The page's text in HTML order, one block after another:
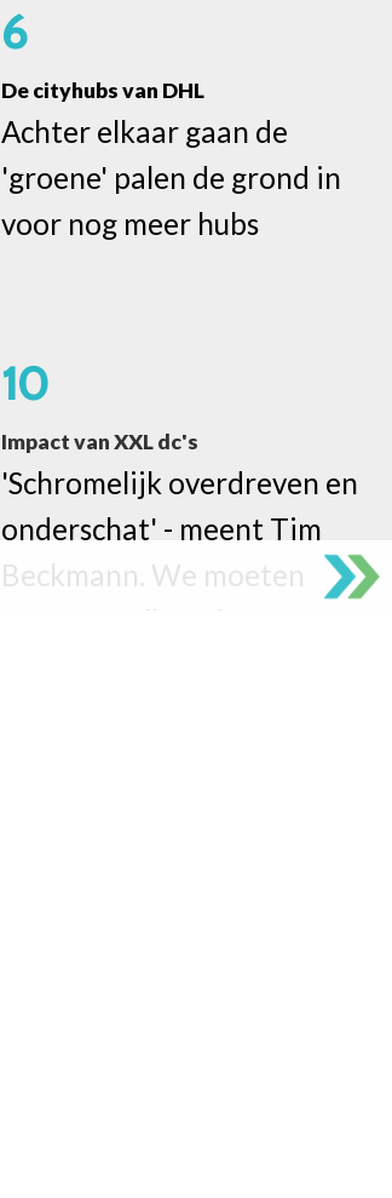
6
De cityhubs van DHL
Achter elkaar gaan de
'groene' palen de grond in
voor nog meer hubs
10
Impact van XXL dc's
'Schromelijk overdreven en
onderschat' - meent Tim
Beckmann. We moeten
meer van elkaar leren